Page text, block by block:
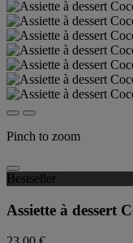
Pinch to zoom
Bestseller
Assiette à dessert